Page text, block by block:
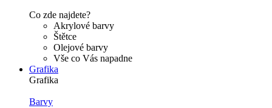
Co zde najdete?
Akrylové barvy
Štětce
Olejové barvy
Vše co Vás napadne
Grafika
Grafika
Barvy